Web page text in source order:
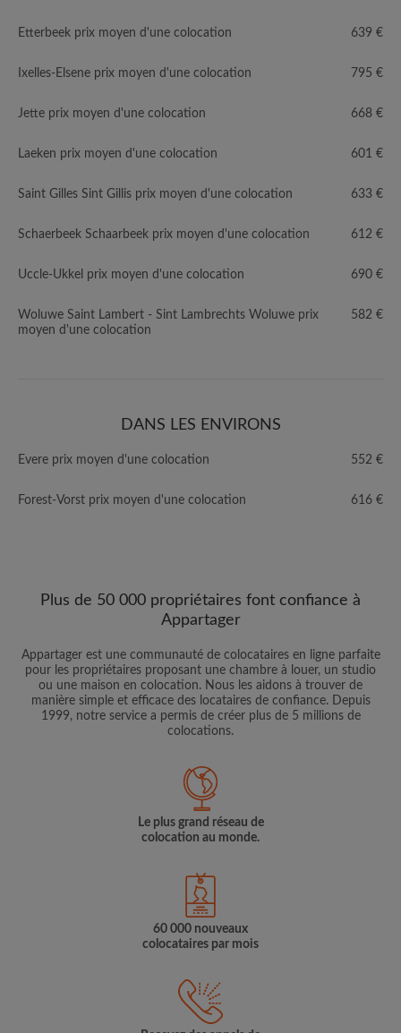
Etterbeek prix moyen d'une colocation 639 €
Ixelles-Elsene prix moyen d'une colocation 795 €
Jette prix moyen d'une colocation 668 €
Laeken prix moyen d'une colocation 601 €
Saint Gilles Sint Gillis prix moyen d'une colocation 633 €
Schaerbeek Schaarbeek prix moyen d'une colocation 612 €
Uccle-Ukkel prix moyen d'une colocation 690 €
Woluwe Saint Lambert - Sint Lambrechts Woluwe prix
moyen d'une colocation
582 €
DANS LES ENVIRONS
Evere prix moyen d'une colocation 552 €
Forest-Vorst prix moyen d'une colocation 616 €
Plus de 50 000 propriétaires font confiance à
Appartager
Appartager est une communauté de colocataires en ligne parfaite
pour les propriétaires proposant une chambre à louer, un studio
ou une maison en colocation. Nous les aidons à trouver de
manière simple et efficace des locataires de confiance. Depuis
1999, notre service a permis de créer plus de 5 millions de
colocations.
Le plus grand réseau de
colocation au monde.
60 000 nouveaux
colocataires par mois